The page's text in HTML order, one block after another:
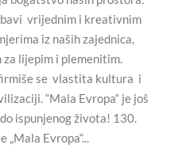
vrijednim i kreativnim
iz naših zajednica,
lijepim i plemenitim.
se vlastita kultura i
“Mala Evropa“ je još
ispunjenog života! 130.
„Mala Evropa“...